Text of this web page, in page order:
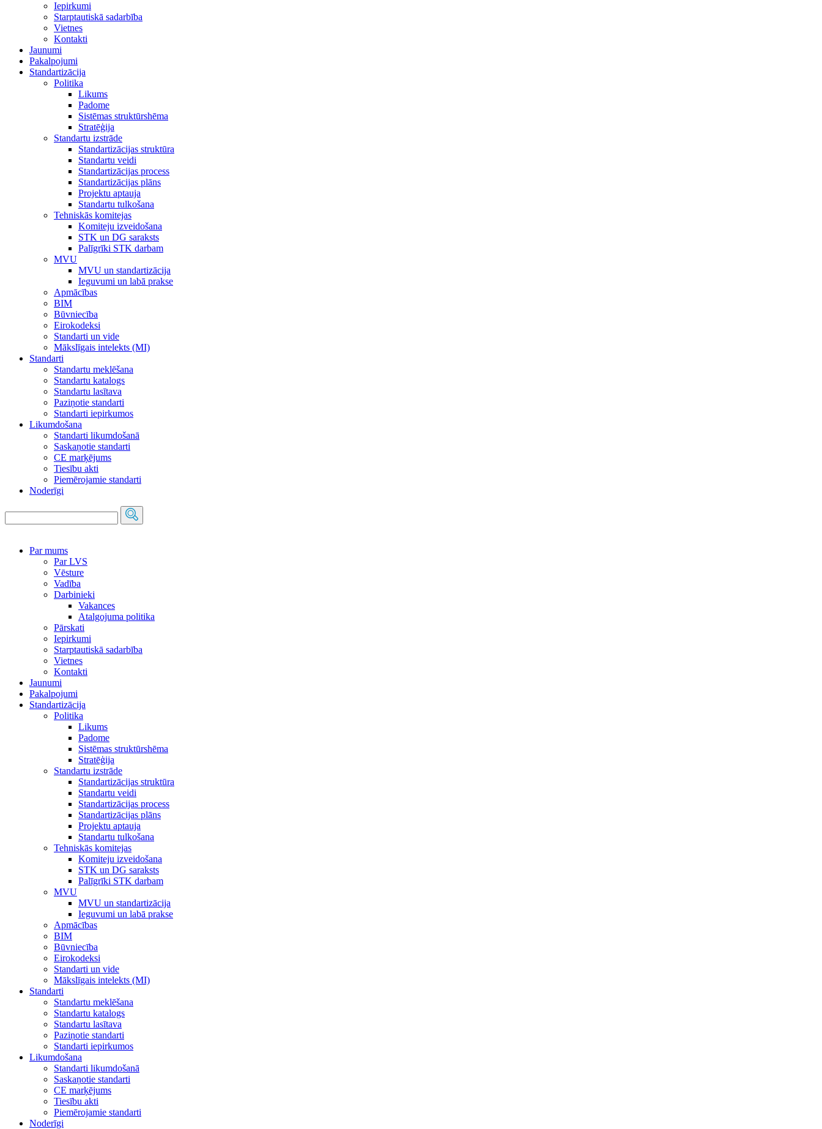
Iepirkumi
Starptautiskā sadarbība
Vietnes
Kontakti
Jaunumi
Pakalpojumi
Standartizācija
Politika
Likums
Padome
Sistēmas struktūrshēma
Stratēģija
Standartu izstrāde
Standartizācijas struktūra
Standartu veidi
Standartizācijas process
Standartizācijas plāns
Projektu aptauja
Standartu tulkošana
Tehniskās komitejas
Komiteju izveidošana
STK un DG saraksts
Palīgrīki STK darbam
MVU
MVU un standartizācija
Ieguvumi un labā prakse
Apmācības
BIM
Būvniecība
Eirokodeksi
Standarti un vide
Mākslīgais intelekts (MI)
Standarti
Standartu meklēšana
Standartu katalogs
Standartu lasītava
Paziņotie standarti
Standarti iepirkumos
Likumdošana
Standarti likumdošanā
Saskaņotie standarti
CE marķējums
Tiesību akti
Piemērojamie standarti
Noderīgi
Par mums
Par LVS
Vēsture
Vadība
Darbinieki
Vakances
Atalgojuma politika
Pārskati
Iepirkumi
Starptautiskā sadarbība
Vietnes
Kontakti
Jaunumi
Pakalpojumi
Standartizācija
Politika
Likums
Padome
Sistēmas struktūrshēma
Stratēģija
Standartu izstrāde
Standartizācijas struktūra
Standartu veidi
Standartizācijas process
Standartizācijas plāns
Projektu aptauja
Standartu tulkošana
Tehniskās komitejas
Komiteju izveidošana
STK un DG saraksts
Palīgrīki STK darbam
MVU
MVU un standartizācija
Ieguvumi un labā prakse
Apmācības
BIM
Būvniecība
Eirokodeksi
Standarti un vide
Mākslīgais intelekts (MI)
Standarti
Standartu meklēšana
Standartu katalogs
Standartu lasītava
Paziņotie standarti
Standarti iepirkumos
Likumdošana
Standarti likumdošanā
Saskaņotie standarti
CE marķējums
Tiesību akti
Piemērojamie standarti
Noderīgi